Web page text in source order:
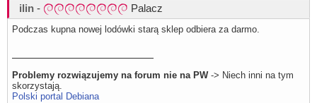
ilin - Palacz
Podczas kupna nowej lodówki starą sklep odbiera za darmo.
Problemy rozwiązujemy na forum nie na PW-> Niech inni na tym
skorzystają.
Polski portal Debiana